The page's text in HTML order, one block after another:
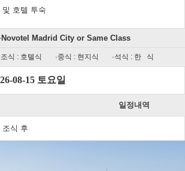
및 호텔 투숙
·Novotel Madrid City or Same Class
조식 : 호텔식 ·중식 : 현지식 ·석식 : 한 식
08-15 토요일
일정내역
조식 후